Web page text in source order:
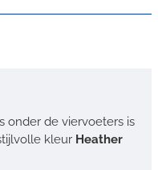
onder de viervoeters is
kleur Heather